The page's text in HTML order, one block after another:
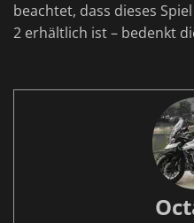
beachtet, dass dieses
2 erhältlich ist – bedenkt